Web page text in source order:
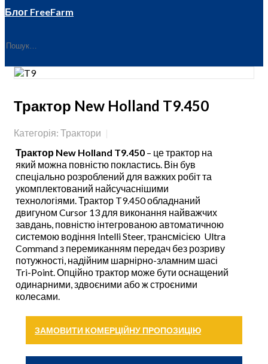
Блог FreeFarm
Трактор New Holland T9.450
Категорія: Трактори
Трактор New Holland T9.450 – це трактор на
який можна повністю покластись. Він був
спеціально розроблений для важких робіт та
укомплектований найсучаснішими
технологіями. Трактор T9.450 обладнаний
двигуном Cursor 13 для виконання найважчих
завдань, повністю інтегрованою автоматичною
системою водіння Intelli Steer, трансмісією Ultra
Command з перемиканням передач без розриву
потужності, надійним шарнірно-зламним шасі
Tri-Point. Опційно трактор може бути оснащений
одинарними, здвоєними або ж строєними
колесами.
ЗАМОВИТИ КОМЕРЦІЙНУ ПРОПОЗИЦІЮ